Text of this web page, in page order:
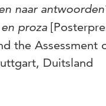
naar
proza
the Assessment
Duitsland